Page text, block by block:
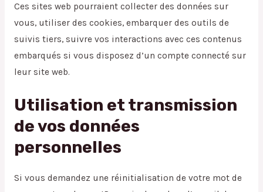
Ces sites web pourraient collecter des données sur
vous, utiliser des cookies, embarquer des outils de
suivis tiers, suivre vos interactions avec ces contenus
embarqués si vous disposez d’un compte connecté sur
leur site web.
Utilisation et transmission
de vos données
personnelles
Si vous demandez une réinitialisation de votre mot de